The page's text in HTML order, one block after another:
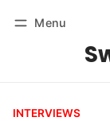
Menu
Se connecter
INTERVIEWS